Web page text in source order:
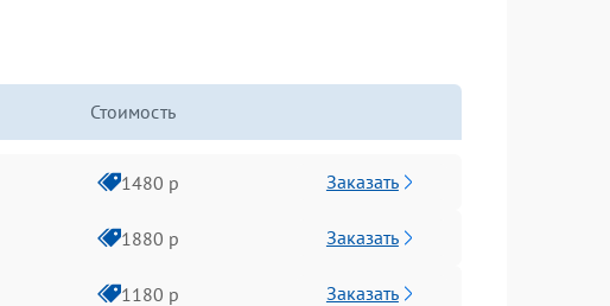
Стоимость
1480 р Заказать
1880 р Заказать
1180 р Заказать